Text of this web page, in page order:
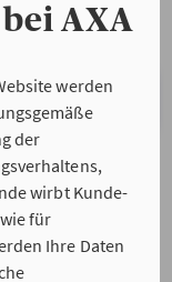
AXA
werden
der
wirbt Kunde-
für
Ihre Daten